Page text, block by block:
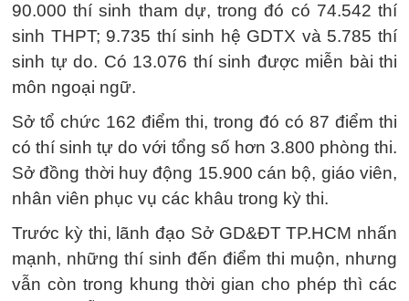
90.000 thí sinh tham dự, trong đó có 74.542 thí
sinh THPT; 9.735 thí sinh hệ GDTX và 5.785 thí
sinh tự do. Có 13.076 thí sinh được miễn bài thi
môn ngoại ngữ.
Sở tổ chức 162 điểm thi, trong đó có 87 điểm thi
có thí sinh tự do với tổng số hơn 3.800 phòng thi.
Sở đồng thời huy động 15.900 cán bộ, giáo viên,
nhân viên phục vụ các khâu trong kỳ thi.
Trước kỳ thi, lãnh đạo Sở GD&ĐT TP.HCM nhấn
mạnh, những thí sinh đến điểm thi muộn, nhưng
vẫn còn trong khung thời gian cho phép thì các